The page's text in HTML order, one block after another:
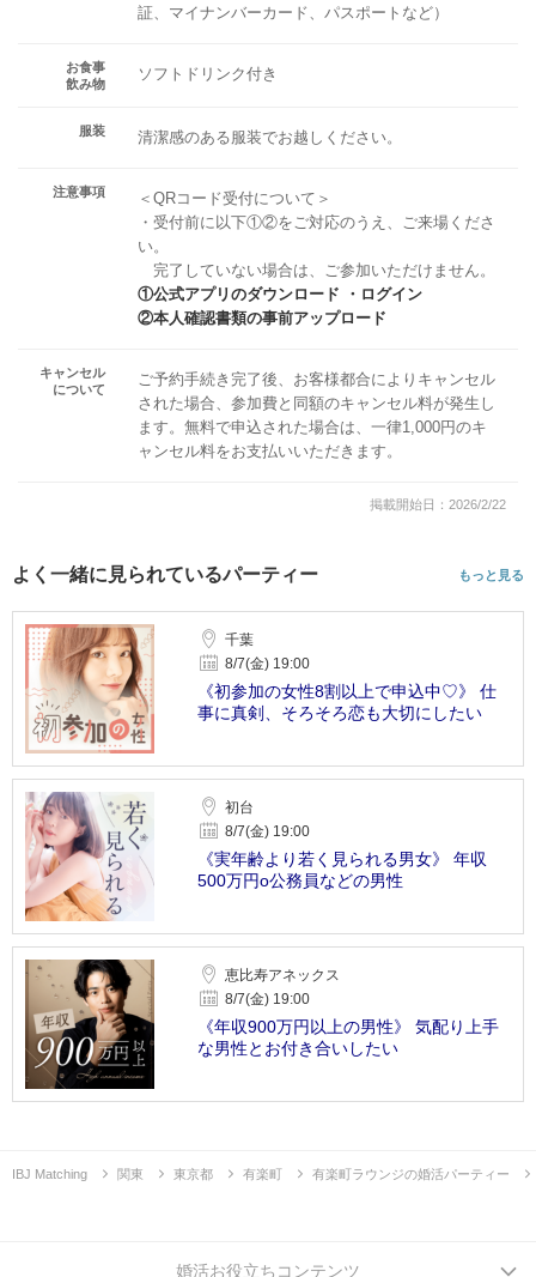
証、マイナンバーカード、パスポートなど）
お食事
飲み物
ソフトドリンク付き
服装 清潔感のある服装でお越しください。
注意事項
＜QRコード受付について＞
・受付前に以下①②をご対応のうえ、ご来場くださ
い。
完了していない場合は、ご参加いただけません。
①公式アプリのダウンロード ・ログイン
②本人確認書類の事前アップロード
キャンセル
について
ご予約手続き完了後、お客様都合によりキャンセル
された場合、参加費と同額のキャンセル料が発生し
ます。無料で申込された場合は、一律1,000円のキ
ャンセル料をお支払いいただきます。
掲載開始日：2026/2/22
よく一緒に見られているパーティー もっと見る
千葉
8/7(金) 19:00
《初参加の女性8割以上で申込中♡》 仕
事に真剣、そろそろ恋も大切にしたい
初台
8/7(金) 19:00
《実年齢より若く見られる男女》 年収
500万円o公務員などの男性
恵比寿アネックス
8/7(金) 19:00
《年収900万円以上の男性》 気配り上手
な男性とお付き合いしたい
IBJ Matching 関東 東京都 有楽町 有楽町ラウンジの婚活パーティー
婚活お役立ちコンテンツ